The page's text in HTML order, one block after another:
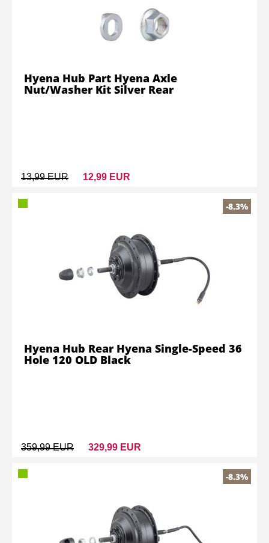
13,99 EUR 12,99 EUR
Hyena Hub Part Hyena Axle
Nut/Washer Kit Silver Rear
-8.3%
359,99 EUR 329,99 EUR
Hyena Hub Rear Hyena Single-Speed 36
Hole 120 OLD Black
-8.3%